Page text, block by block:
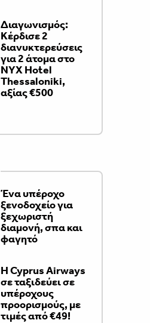
Διαγωνισμός:
Κέρδισε 2
διανυκτερεύσεις
για 2 άτομα στο
NYX Hotel
Thessaloniki,
αξίας €500
Ένα υπέροχο
ξενοδοχείο για
ξεχωριστή
διαμονή, σπα και
φαγητό
H Cyprus Airways
σε ταξιδεύει σε
υπέροχους
προορισμούς, με
τιμές από €49!